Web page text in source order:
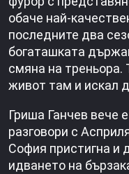
обаче най-
последните два
богаташката
смяна на треньора.
живот там и искал
Гриша Ганчев вече
разговори с
София пристигна и
идването на